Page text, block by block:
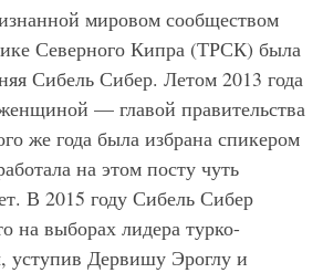
мировом сообществом
Северного Кипра (ТРСК) была
Сибель Сибер. Летом 2013 года
— главой правительства
же года была избрана спикером
на этом посту чуть
В 2015 году Сибель Сибер
на выборах лидера турко-
Дервишу Эроглу и